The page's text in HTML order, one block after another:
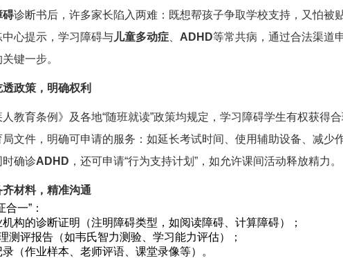
碍诊断书后，许多家长陷入两难：既想帮孩子争取学校支持，又怕被贴
心提示，学习障碍与儿童多动症 ADHD等常共病，通过合法渠道
键一步。
政策，明确权利
教育条例》及各地“随班就读”政策均规定，学习障碍学生有权获得
文件，明确可申请的服务：如延长考试时间、使用辅助设备、减少
时确诊ADHD ，还可申请“行为支持计划”，如允许课间活动释放精力。
材料，精准沟通
一”：
构的诊断证明（注明障碍类型，如阅读障碍、计算障碍）；
测评报告（如韦氏智力测验、学习能力评估）；
（作业样本、老师评语、课堂录像等）。